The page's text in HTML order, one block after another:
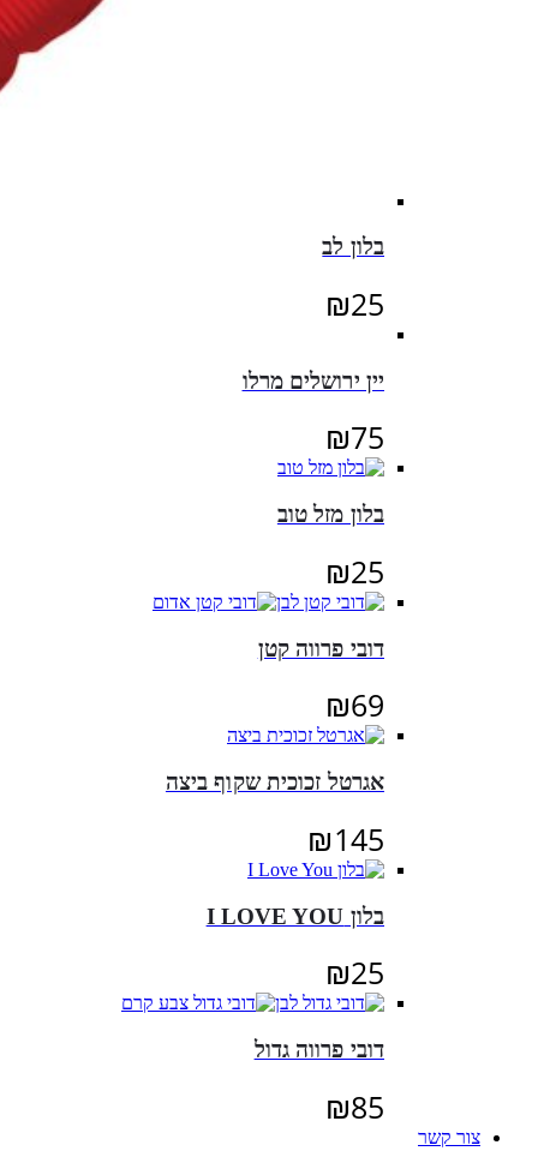
בלון לב
₪25
יין ירושלים מרלו
₪75
בלון מזל טוב
₪25
דובי פרווה קטן
₪69
אגרטל זכוכית שקוף ביצה
₪145
בלון I LOVE YOU
₪25
דובי פרווה גדול
₪85
צור קשר